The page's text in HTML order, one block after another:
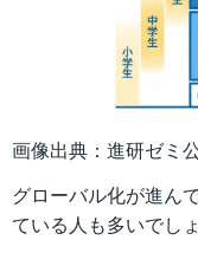
画像出典：進研ゼミ
グローバル化が進ん
ている人も多いでしょ